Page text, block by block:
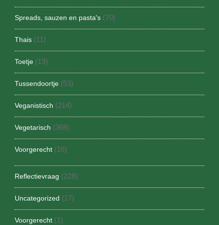
Spreads, sauzen en pasta's (70)
Thais (11)
Toetje (19)
Tussendoortje (53)
Veganistisch (214)
Vegetarisch (368)
Voorgerecht (16)
Reflectievraag (228)
Uncategorized (17)
Voorgerecht (1)